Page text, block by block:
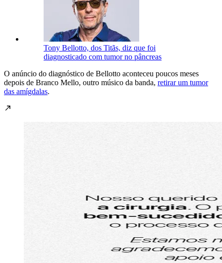
Tony Bellotto, dos Titãs, diz que foi
diagnosticado com tumor no pâncreas
O anúncio do diagnóstico de Bellotto aconteceu poucos meses
depois de Branco Mello, outro músico da banda, retirar um tumor
das amígdalas.